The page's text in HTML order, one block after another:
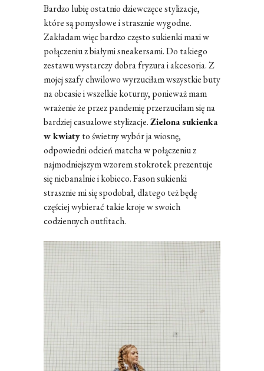
Bardzo lubię ostatnio dziewczęce stylizacje,
które są pomysłowe i strasznie wygodne.
Zakładam więc bardzo często sukienki maxi w
połączeniu z białymi sneakersami. Do takiego
zestawu wystarczy dobra fryzura i akcesoria. Z
mojej szafy chwilowo wyrzuciłam wszystkie buty
na obcasie i wszelkie koturny, ponieważ mam
wrażenie że przez pandemię przerzuciłam się na
bardziej casualowe stylizacje.Zielona sukienka
w kwiatyto świetny wybór ja wiosnę,
odpowiedni odcień matcha w połączeniu z
najmodniejszym wzorem stokrotek prezentuje
się niebanalnie i kobieco. Fason sukienki
strasznie mi się spodobał, dlatego też będę
częściej wybierać takie kroje w swoich
codziennych outfitach.